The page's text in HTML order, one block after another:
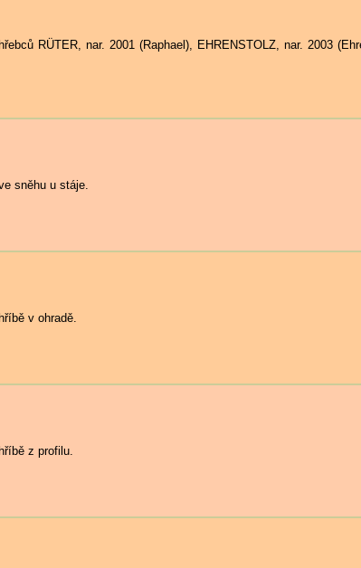
RÜTER, nar. 2001 (Raphael), EHRENSTOLZ, nar. 2003
sněhu u stáje.
v ohradě.
z profilu.